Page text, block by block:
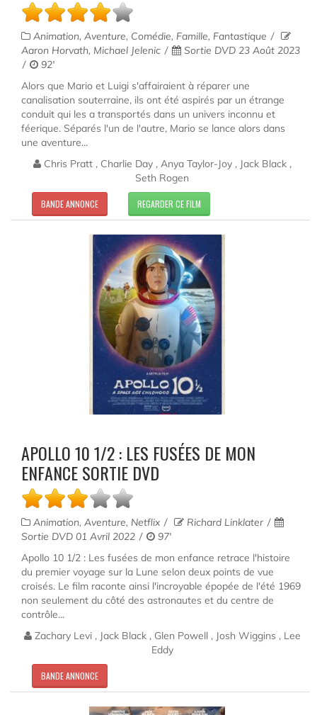
Animation, Aventure, Comédie, Famille, Fantastique
Aaron Horvath, Michael Jelenic
Sortie DVD 23 Août 2023
92'
Alors que Mario et Luigi s'affairaient à réparer une
canalisation souterraine, ils ont été aspirés par un étrange
conduit qui les a transportés dans un univers inconnu et
féerique. Séparés l'un de l'autre, Mario se lance alors dans
une aventure...
Chris Pratt , Charlie Day , Anya Taylor-Joy , Jack Black ,
Seth Rogen
BANDE ANNONCE REGARDER CE FILM
APOLLO 10 1/2 : LES FUSÉES DE MON
ENFANCE SORTIE DVD
Animation, Aventure, Netflix
Richard Linklater
Sortie DVD 01 Avril 2022
97'
Apollo 10 1/2 : Les fusées de mon enfance retrace l'histoire
du premier voyage sur la Lune selon deux points de vue
croisés. Le film raconte ainsi l'incroyable épopée de l'été 1969
non seulement du côté des astronautes et du centre de
contrôle...
Zachary Levi , Jack Black , Glen Powell , Josh Wiggins , Lee
Eddy
BANDE ANNONCE